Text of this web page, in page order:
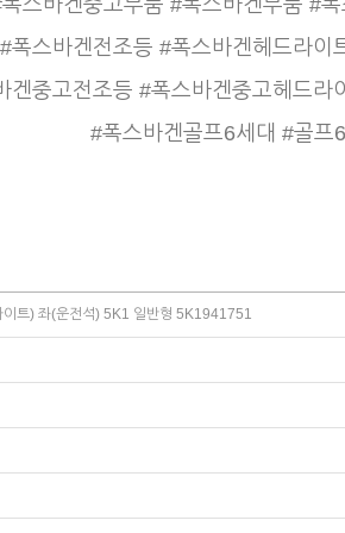
스바겐중고부품 #폭스바겐부품 #
#폭스바겐전조등 #폭스바겐헤드라이
겐중고전조등 #폭스바겐중고헤드라
#폭스바겐골프6세대 #골프
이트) 좌(운전석) 5K1 일반형 5K1941751